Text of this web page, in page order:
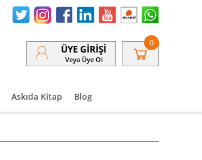
ÜYE GIRIŞI
Veya Üye Ol
0
Askıda Kitap Blog